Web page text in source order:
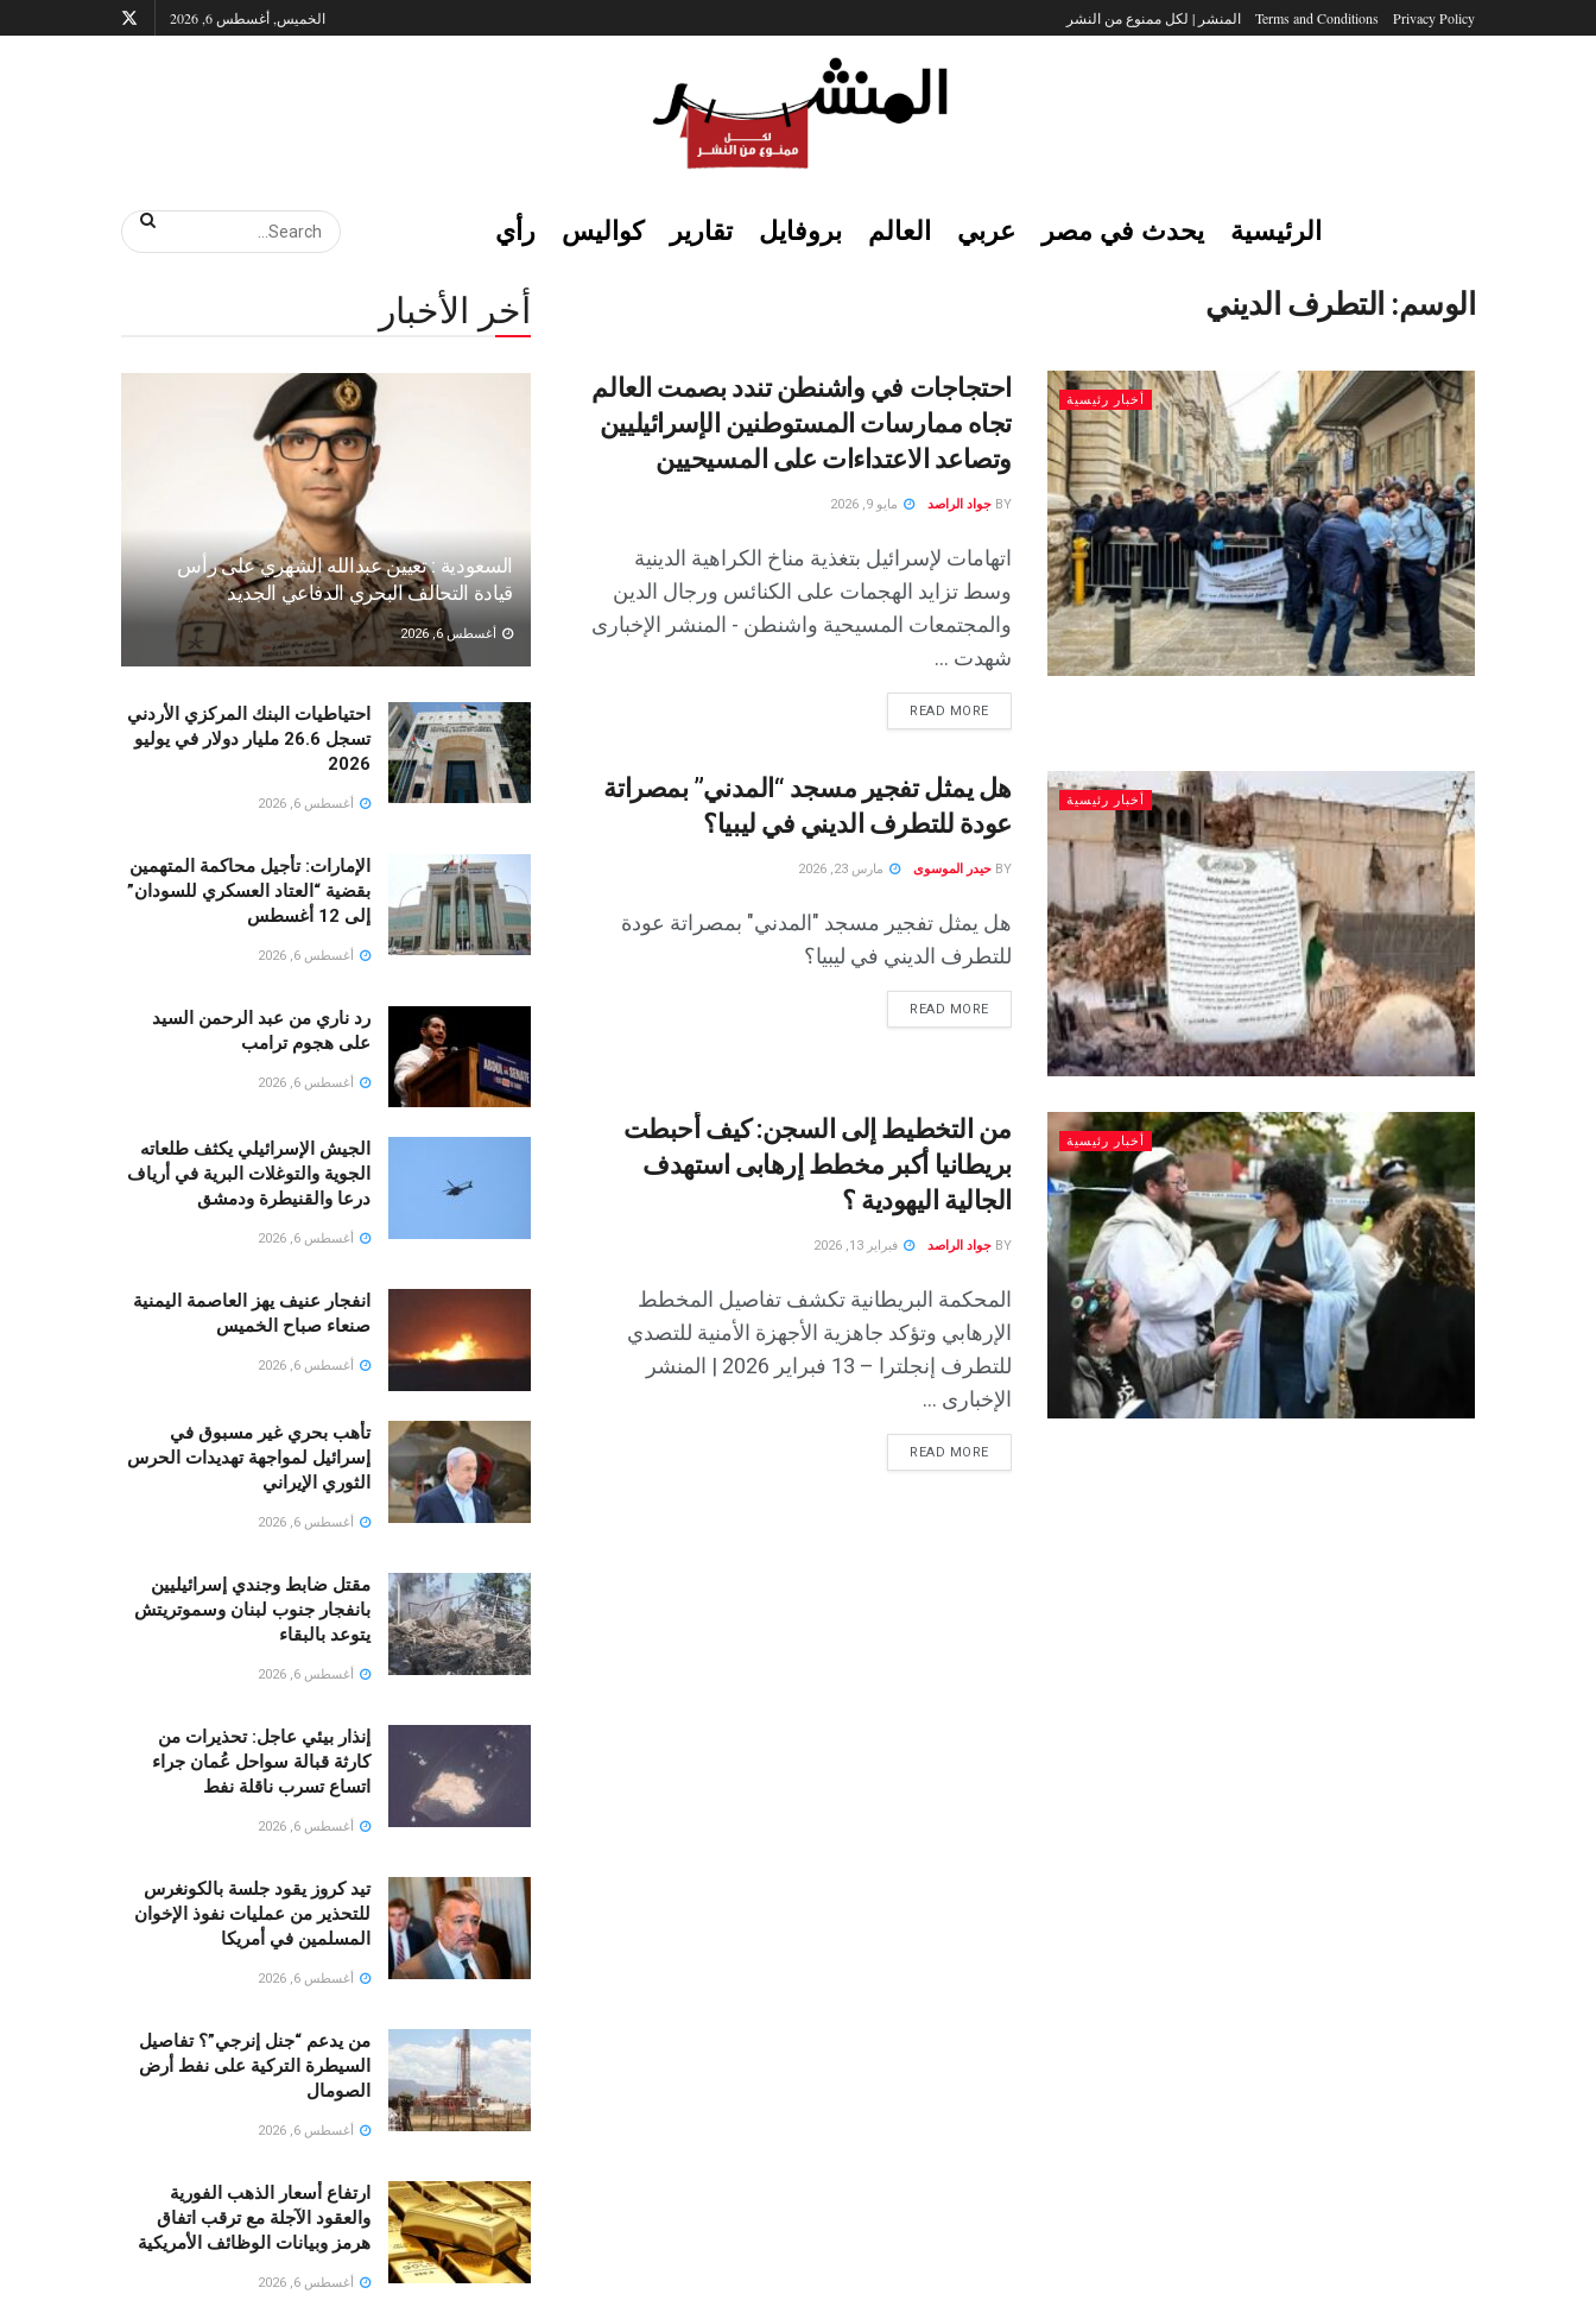
Privacy Policy
Terms and Conditions المنشر | لكل ممنوع من النشر الخميس, أغسطس 6, 2026
الرئيسية يحدث في مصر عربي العالم بروفايل تقارير كواليس رأي
الوسم: التطرف الديني
أخبار رئيسية
احتجاجات في واشنطن تندد بصمت العالم
تجاه ممارسات المستوطنين الإسرائيليين
وتصاعد الاعتداءات على المسيحيين
BY جواد الراصد مايو 9, 2026
اتهامات لإسرائيل بتغذية مناخ الكراهية الدينية
وسط تزايد الهجمات على الكنائس ورجال الدين
والمجتمعات المسيحية واشنطن - المنشر الإخبارى
شهدت ...
READ MORE
أخبار رئيسية
هل يمثل تفجير مسجد “المدني” بمصراتة
عودة للتطرف الديني في ليبيا؟
BY حيدر الموسوى مارس 23, 2026
هل يمثل تفجير مسجد "المدني" بمصراتة عودة
للتطرف الديني في ليبيا؟
READ MORE
أخبار رئيسية
من التخطيط إلى السجن: كيف أحبطت
بريطانيا أكبر مخطط إرهابى استهدف
الجالية اليهودية ؟
BY جواد الراصد فبراير 13, 2026
المحكمة البريطانية تكشف تفاصيل المخطط
الإرهابي وتؤكد جاهزية الأجهزة الأمنية للتصدي
للتطرف إنجلترا – 13 فبراير 2026 | المنشر
الإخبارى ...
READ MORE
أخر الأخبار
السعودية : تعيين عبدالله الشهري على رأس
قيادة التحالف البحري الدفاعي الجديد
أغسطس 6, 2026
احتياطيات البنك المركزي الأردني
تسجل 26.6 مليار دولار في يوليو
2026
أغسطس 6, 2026
الإمارات: تأجيل محاكمة المتهمين
بقضية “العتاد العسكري للسودان”
إلى 12 أغسطس
أغسطس 6, 2026
رد ناري من عبد الرحمن السيد
على هجوم ترامب
أغسطس 6, 2026
الجيش الإسرائيلي يكثف طلعاته
الجوية والتوغلات البرية في أرياف
درعا والقنيطرة ودمشق
أغسطس 6, 2026
انفجار عنيف يهز العاصمة اليمنية
صنعاء صباح الخميس
أغسطس 6, 2026
تأهب بحري غير مسبوق في
إسرائيل لمواجهة تهديدات الحرس
الثوري الإيراني
أغسطس 6, 2026
مقتل ضابط وجندي إسرائيليين
بانفجار جنوب لبنان وسموتريتش
يتوعد بالبقاء
أغسطس 6, 2026
إنذار بيئي عاجل: تحذيرات من
كارثة قبالة سواحل عُمان جراء
اتساع تسرب ناقلة نفط
أغسطس 6, 2026
تيد كروز يقود جلسة بالكونغرس
للتحذير من عمليات نفوذ الإخوان
المسلمين في أمريكا
أغسطس 6, 2026
من يدعم “جنل إنرجي”؟ تفاصيل
السيطرة التركية على نفط أرض
الصومال
أغسطس 6, 2026
ارتفاع أسعار الذهب الفورية
والعقود الآجلة مع ترقب اتفاق
هرمز وبيانات الوظائف الأمريكية
أغسطس 6, 2026